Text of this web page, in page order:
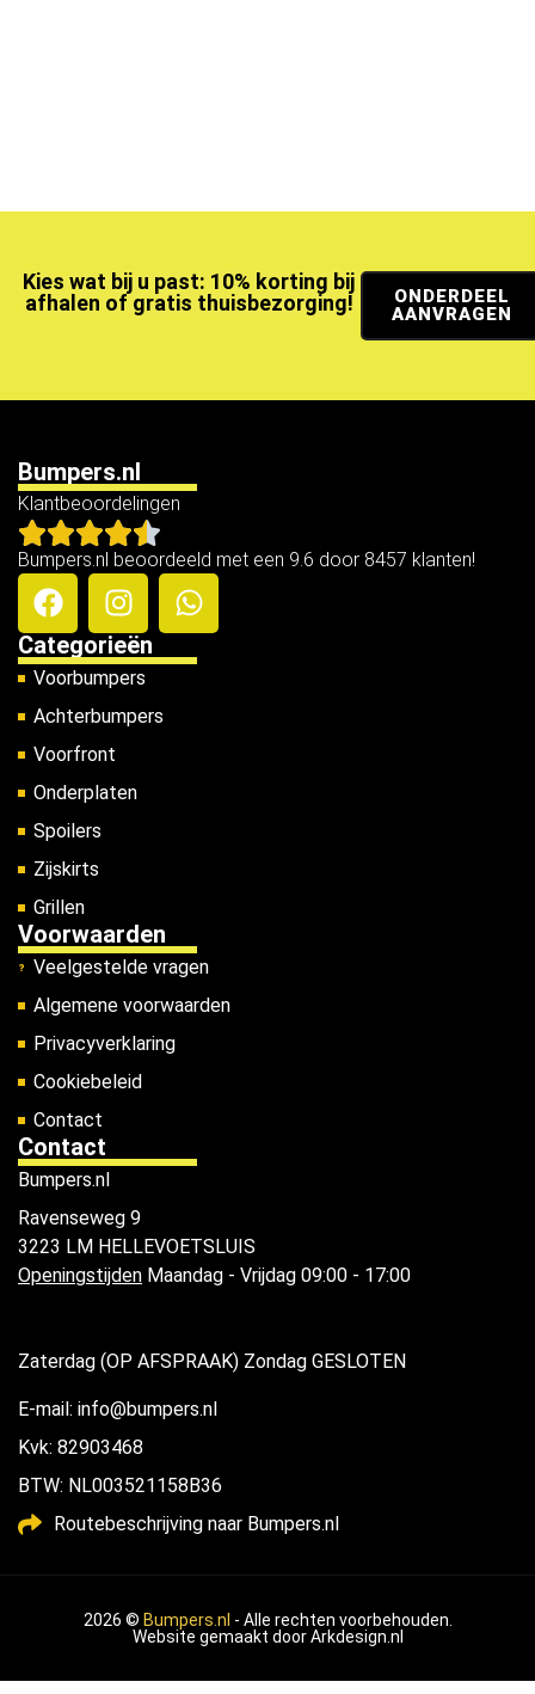
Kies wat bij u past: 10% korting bij
afhalen of gratis thuisbezorging!
ONDERDEEL
AANVRAGEN
Bumpers.nl
Klantbeoordelingen
Bumpers.nl beoordeeld met een 9.6 door 8457 klanten!
Categorieën
Voorbumpers
Achterbumpers
Voorfront
Onderplaten
Spoilers
Zijskirts
Grillen
Voorwaarden
Veelgestelde vragen
Algemene voorwaarden
Privacyverklaring
Cookiebeleid
Contact
Contact
Bumpers.nl
Ravenseweg 9
3223 LM HELLEVOETSLUIS
Openingstijden Maandag - Vrijdag 09:00 - 17:00
Zaterdag (OP AFSPRAAK) Zondag GESLOTEN
E-mail: info@bumpers.nl
Kvk: 82903468
BTW: NL003521158B36
Routebeschrijving naar Bumpers.nl
2026 © Bumpers.nl - Alle rechten voorbehouden.
Website gemaakt doorArkdesign.nl